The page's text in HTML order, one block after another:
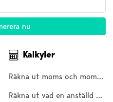
Kalkyler
Räkna ut moms och moms baklänges
Räkna ut vad en anställd kostar